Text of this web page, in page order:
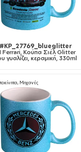
#KP_27769_blueglitter
Ferrari, Κούπα Σιέλ Glitter
γυαλίζει, κεραμική, 330ml
Μηχανές